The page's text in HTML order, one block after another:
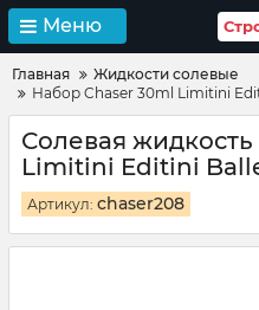
Меню
Главная
Жидкости солевые
Набор Chaser 30ml Limitini
Солевая
Limitini Editini
Артикул: chaser208